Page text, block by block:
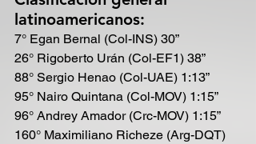
latinoamericanos:
7° Egan Bernal (Col-INS) 30”
26° Rigoberto Urán (Col-EF1) 38”
88° Sergio Henao (Col-UAE) 1:13”
95° Nairo Quintana (Col-MOV) 1:15”
96° Andrey Amador (Crc-MOV) 1:15”
160° Maximiliano Richeze (Arg-DQT)